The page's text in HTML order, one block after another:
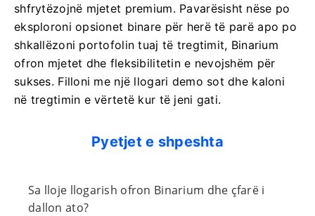
shfrytëzojnë mjetet premium. Pavarësisht nëse po
eksploroni opsionet binare për herë të parë apo po
shkallëzoni portofolin tuaj të tregtimit, Binarium
ofron mjetet dhe fleksibilitetin e nevojshëm për
sukses. Filloni me një llogari demo sot dhe kaloni
në tregtimin e vërtetë kur të jeni gati.
Pyetjet e shpeshta
Sa lloje llogarish ofron Binarium dhe çfarë i
dallon ato?